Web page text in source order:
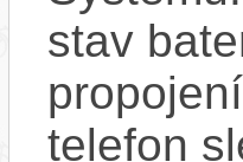
stav
telefon